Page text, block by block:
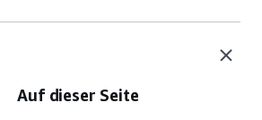
Auf dieser Seite